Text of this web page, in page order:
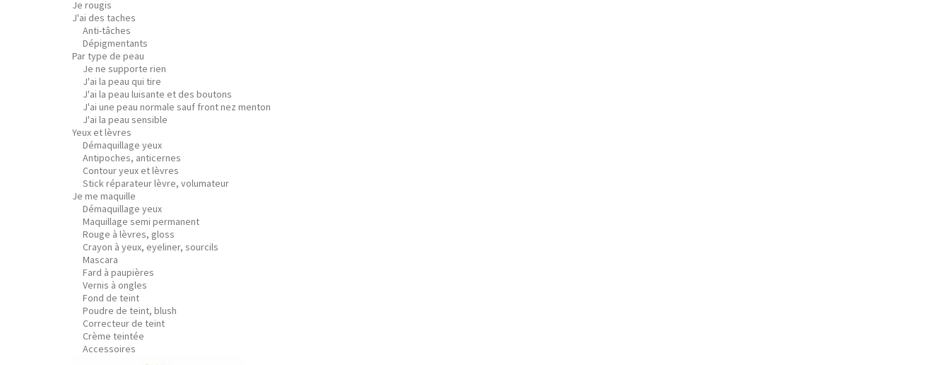
Je rougis
J'ai des taches
Anti-tâches
Dépigmentants
Par type de peau
Je ne supporte rien
J'ai la peau qui tire
J'ai la peau luisante et des boutons
J'ai une peau normale sauf front nez menton
J'ai la peau sensible
Yeux et lèvres
Démaquillage yeux
Antipoches, anticernes
Contour yeux et lèvres
Stick réparateur lèvre, volumateur
Je me maquille
Démaquillage yeux
Maquillage semi permanent
Rouge à lèvres, gloss
Crayon à yeux, eyeliner, sourcils
Mascara
Fard à paupières
Vernis à ongles
Fond de teint
Poudre de teint, blush
Correcteur de teint
Crème teintée
Accessoires